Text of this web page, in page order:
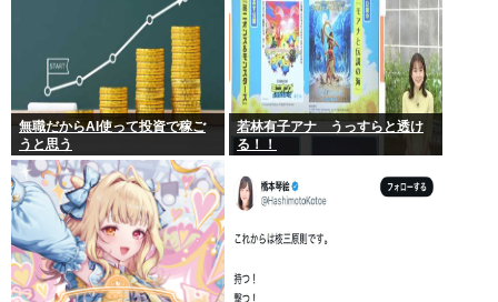
無職だからAI使って投資で稼ご
うと思う
若林有子アナ うっすらと透け
る！！